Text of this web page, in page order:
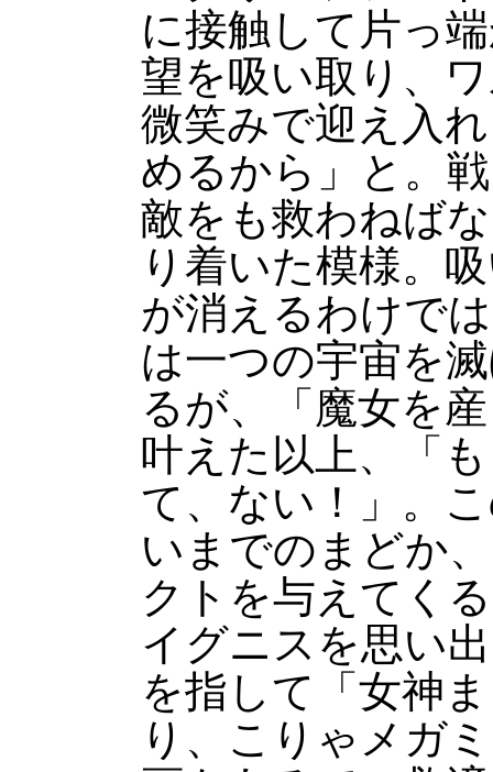
に接触して片っ
望を吸い取り、
微笑みで迎え入
めるから」と。
敵をも救わねば
り着いた模様。
が消えるわけで
は一つの宇宙を
るが、「魔女を
叶えた以上、「
て、ない！」。
いまでのまどか
クトを与えてく
イグニスを思い
を指して「女神
り、こりゃメガ